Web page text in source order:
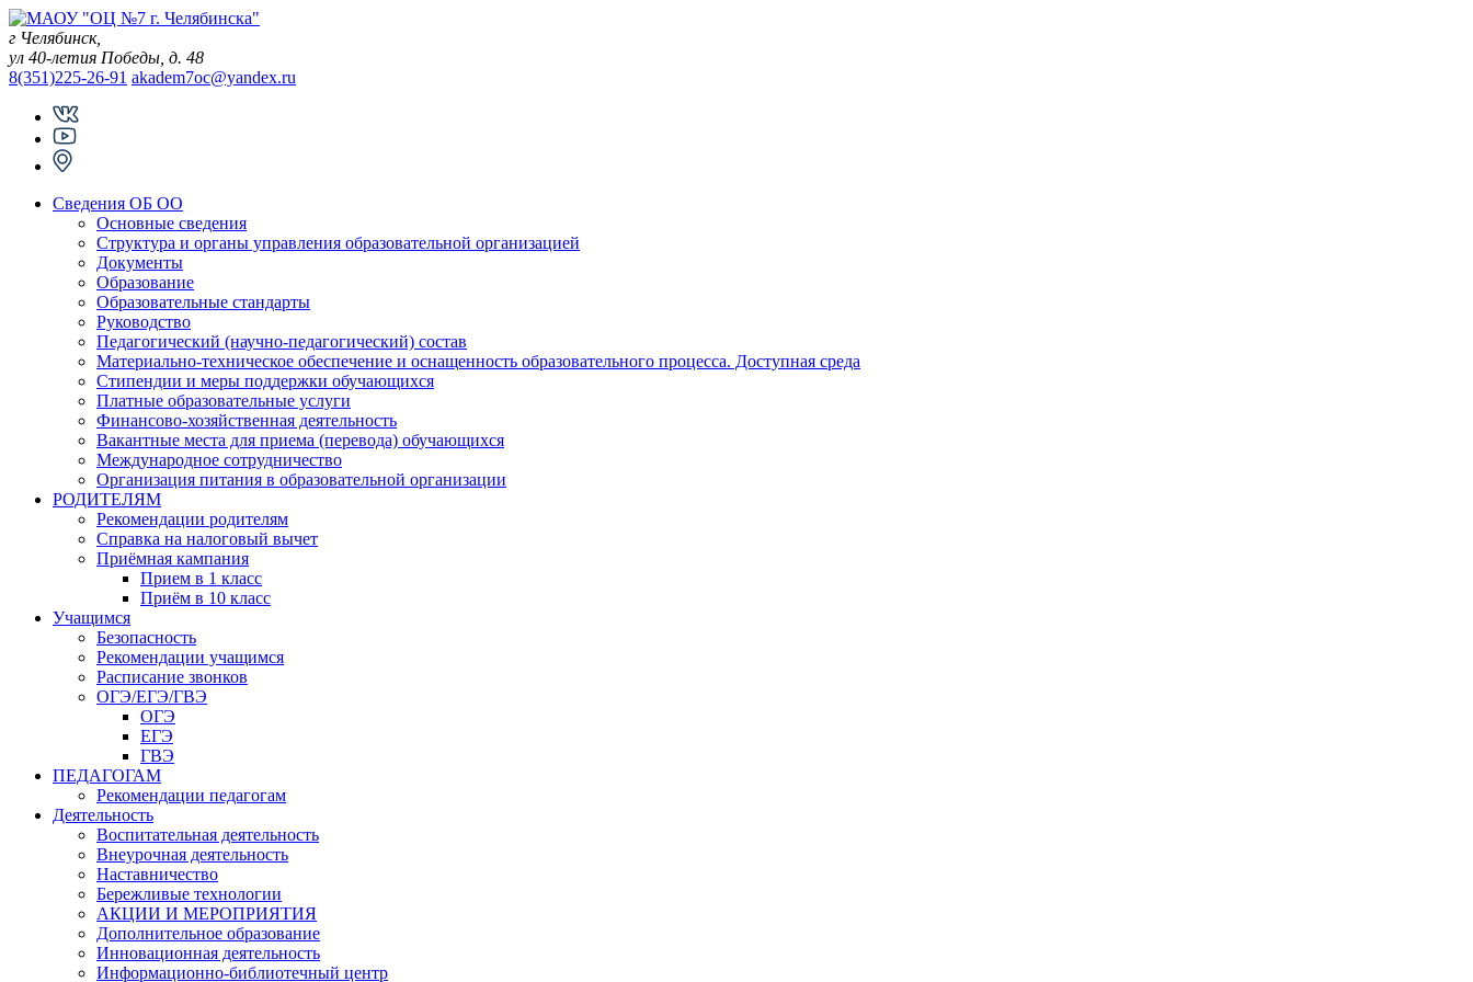
Skip
to
content
г Челябинск,
ул 40-летия Победы, д. 48
8(351)225-26-91 akadem7oc@yandex.ru
Сведения ОБ ОО
Основные сведения
Структура и органы управления образовательной организацией
Документы
Образование
Образовательные стандарты
Руководство
Педагогический (научно-педагогический) состав
Материально-техническое обеспечение и оснащенность образовательного процесса. Доступная среда
Стипендии и меры поддержки обучающихся
Платные образовательные услуги
Финансово-хозяйственная деятельность
Вакантные места для приема (перевода) обучающихся
Международное сотрудничество
Организация питания в образовательной организации
РОДИТЕЛЯМ
Рекомендации родителям
Справка на налоговый вычет
Приёмная кампания
Прием в 1 класс
Приём в 10 класс
Учащимся
Безопасность
Рекомендации учащимся
Расписание звонков
ОГЭ/ЕГЭ/ГВЭ
ОГЭ
ЕГЭ
ГВЭ
ПЕДАГОГАМ
Рекомендации педагогам
Деятельность
Воспитательная деятельность
Внеурочная деятельность
Наставничество
Бережливые технологии
АКЦИИ И МЕРОПРИЯТИЯ
Дополнительное образование
Инновационная деятельность
Информационно-библиотечный центр